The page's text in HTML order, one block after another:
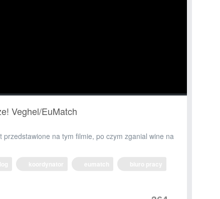
Veghel/EuMatch
na tym filmie, po czym zganial wine na